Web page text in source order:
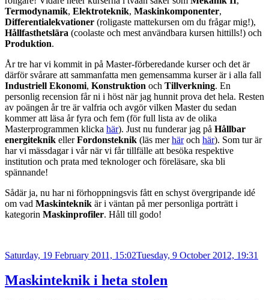
Termodynamik, Elektroteknik, Maskinkomponenter,
Differentialekvationer (roligaste mattekursen om du frågar mig!),
Hållfasthetslära (coolaste och mest användbara kursen hittills!) och
Produktion.
År tre har vi kommit in på Master-förberedande kurser och det är
därför svårare att sammanfatta men gemensamma kurser är i alla fall
Industriell Ekonomi, Konstruktion och Tillverkning. En
personlig recension får ni i höst när jag hunnit prova det hela. Resten
av poängen år tre är valfria och avgör vilken Master du sedan
kommer att läsa år fyra och fem (för full lista av de olika
Masterprogrammen klicka här). Just nu funderar jag på Hållbar
energiteknik ellerFordonsteknik (läs merhäroch här). Som tur är
har vi mässdagar i vår när vi får tillfälle att besöka respektive
institution och prata med teknologer och föreläsare, ska bli
spännande!
Sådär ja, nu har ni förhoppningsvis fått en schyst övergripande idé
om vad Maskinteknik är i väntan på mer personliga porträtt i
kategorin Maskinprofiler. Håll till godo!
Posted
Saturday, 19 February 2011, 15:02Tuesday, 9 October 2012, 19:31
Maskinteknik i heta stolen